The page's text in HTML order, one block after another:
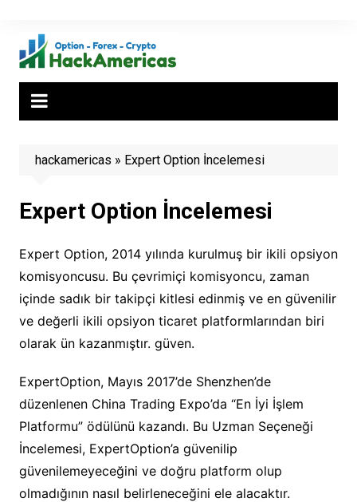
content
hackamericas » Expert Option İncelemesi
Expert Option İncelemesi
Expert Option, 2014 yılında kurulmuş bir ikili opsiyon
komisyoncusu. Bu çevrimiçi komisyoncu, zaman
içinde sadık bir takipçi kitlesi edinmiş ve en güvenilir
ve değerli ikili opsiyon ticaret platformlarından biri
olarak ün kazanmıştır. güven.
ExpertOption, Mayıs 2017’de Shenzhen’de
düzenlenen China Trading Expo’da “En İyi İşlem
Platformu” ödülünü kazandı. Bu Uzman Seçeneği
İncelemesi, ExpertOption’a güvenilip
güvenilemeyeceğini ve doğru platform olup
olmadığının nasıl belirleneceğini ele alacaktır.